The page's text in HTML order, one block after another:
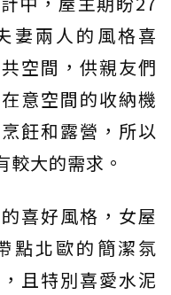
妻兩人的風格喜
空間，供親友們
意空間的收納機
飪和露營，所以
較大的需求。
喜好風格，女屋
點北歐的簡潔氛
且特別喜愛水泥